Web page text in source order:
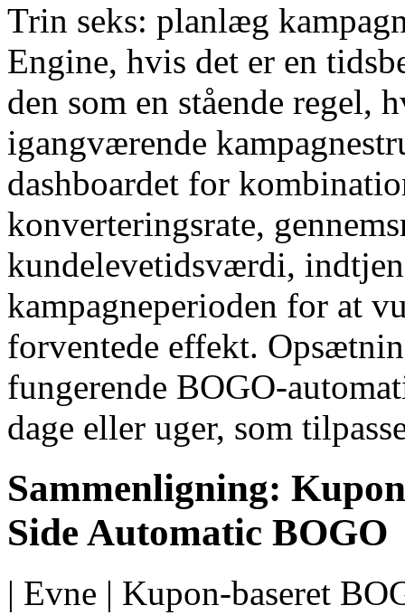
Trin seks: planlæg
Engine, hvis det er en
den som en stående regel,
igangværende
dashboardet for
konverteringsrate,
kundelevetidsværdi,
kampagneperioden for at
forventede effekt.
fungerende BOGO-
dage eller uger, som
Sammenligning:
Side Automatic BOGO
| Evne | Kupon-baseret